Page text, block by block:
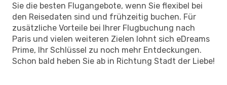
Sie die besten Flugangebote, wenn Sie flexibel bei
den Reisedaten sind und frühzeitig buchen. Für
zusätzliche Vorteile bei Ihrer Flugbuchung nach
Paris und vielen weiteren Zielen lohnt sich eDreams
Prime, Ihr Schlüssel zu noch mehr Entdeckungen.
Schon bald heben Sie ab in Richtung Stadt der Liebe!